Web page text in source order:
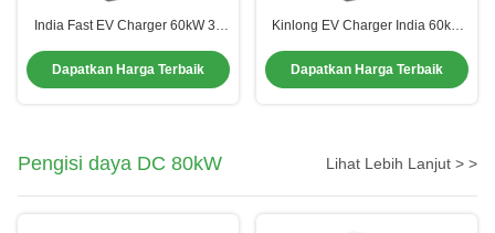
India Fast EV Charger 60kW 30
operasional investasi
Dapatkan Harga Terbaik
Kinlong EV Charger India 60kW
Pengisian Untuk BYDtata EV
Dapatkan Harga Terbaik
Pengisi daya DC 80kW Lihat Lebih Lanjut > >